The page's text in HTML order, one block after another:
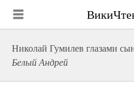
Николай Гумилев глазами
Белый Андрей